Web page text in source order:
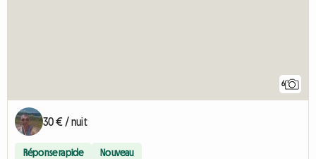
6
30 € / nuit
Réponse rapide Nouveau